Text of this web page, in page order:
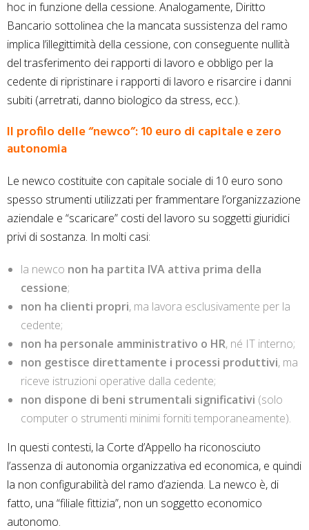
hoc in funzione della cessione. Analogamente, Diritto
Bancario sottolinea che la mancata sussistenza del ramo
implica l’illegittimità della cessione, con conseguente nullità
del trasferimento dei rapporti di lavoro e obbligo per la
cedente di ripristinare i rapporti di lavoro e risarcire i danni
subiti (arretrati, danno biologico da stress, ecc.).
Il profilo delle “newco”: 10 euro di capitale e zero
autonomia
Le newco costituite con capitale sociale di 10 euro sono
spesso strumenti utilizzati per frammentare l’organizzazione
aziendale e “scaricare” costi del lavoro su soggetti giuridici
privi di sostanza. In molti casi:
la newco non ha partita IVA attiva prima della
cessione;
non ha clienti propri, ma lavora esclusivamente per la
cedente;
non ha personale amministrativo o HR, né IT interno;
non gestisce direttamente i processi produttivi, ma
riceve istruzioni operative dalla cedente;
non dispone di beni strumentali significativi (solo
computer o strumenti minimi forniti temporaneamente).
In questi contesti, la Corte d’Appello ha riconosciuto
l’assenza di autonomia organizzativa ed economica, e quindi
la non configurabilità del ramo d’azienda. La newco è, di
fatto, una “filiale fittizia”, non un soggetto economico
autonomo.